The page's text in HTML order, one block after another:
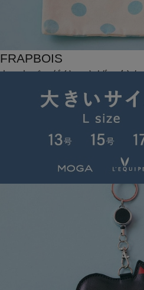
FRAPBOIS
トートバッグ(とーとばっぐ) /